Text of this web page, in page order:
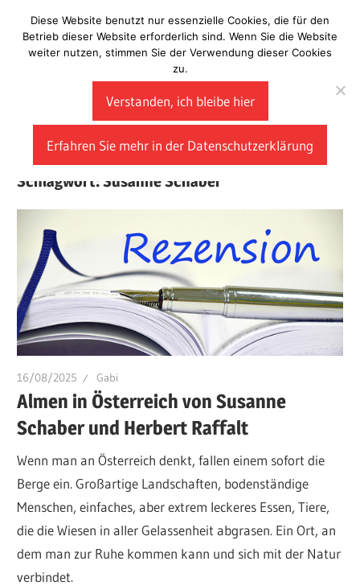
Inhalt
springen
Laberladen
Schlagwort:Susanne Schaber
16/08/2025 Gabi
Almen in Österreich von Susanne
Schaber und Herbert Raffalt
Wenn man an Österreich denkt, fallen einem sofort die
Berge ein. Großartige Landschaften, bodenständige
Menschen, einfaches, aber extrem leckeres Essen, Tiere,
die die Wiesen in aller Gelassenheit abgrasen. Ein Ort, an
dem man zur Ruhe kommen kann und sich mit der Natur
verbindet.
Diese Website benutzt nur essenzielle Cookies, die für den
Betrieb dieser Website erforderlich sind. Wenn Sie die Website
weiter nutzen, stimmen Sie der Verwendung dieser Cookies
zu.
Verstanden, ich bleibe hier
Erfahren Sie mehr in der Datenschutzerklärung